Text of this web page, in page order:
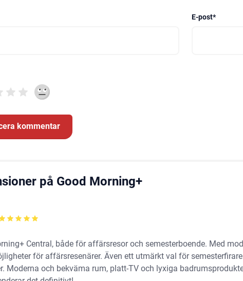
E-post*
på Good Morning+
Central, både för affärsresor och semesterboende. Med
för affärsresenärer. Även ett utmärkt val för
Moderna och bekväma rum, platt-TV och lyxiga